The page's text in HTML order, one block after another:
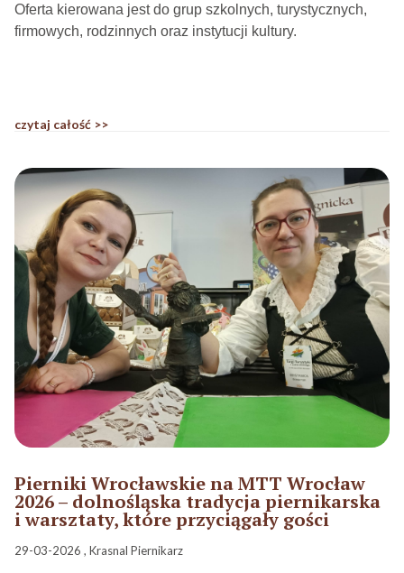
Oferta kierowana jest do grup szkolnych, turystycznych,
firmowych, rodzinnych oraz instytucji kultury.
czytaj całość >>
Pierniki Wrocławskie na MTT Wrocław
2026 – dolnośląska tradycja piernikarska
i warsztaty, które przyciągały gości
29-03-2026 , Krasnal Piernikarz